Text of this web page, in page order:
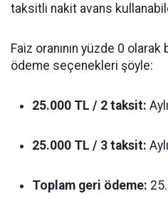
taksitli nakit avans
Faiz oranının yüzde 0
ödeme seçenekleri şöyle:
25.000 TL / 2 taksit:
25.000 TL / 3 taksit:
Toplam geri ödeme: